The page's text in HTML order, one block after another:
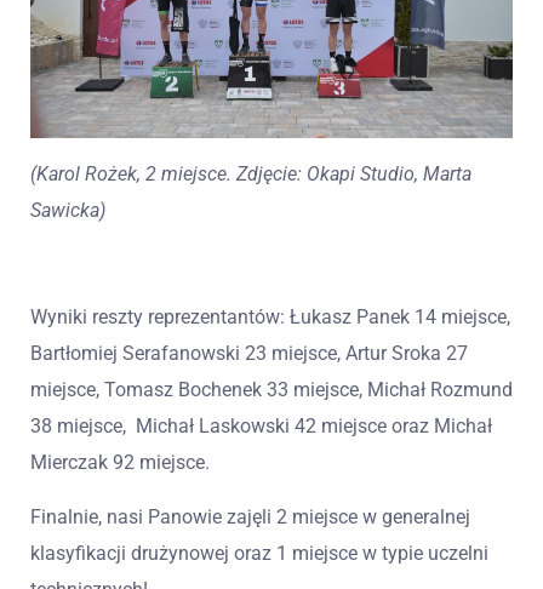
(Karol Rożek, 2 miejsce. Zdjęcie: Okapi Studio, Marta
Sawicka)
Wyniki reszty reprezentantów: Łukasz Panek 14 miejsce,
Bartłomiej Serafanowski 23 miejsce, Artur Sroka 27
miejsce, Tomasz Bochenek 33 miejsce, Michał Rozmund
38 miejsce, Michał Laskowski 42 miejsce oraz Michał
Mierczak 92 miejsce.
Finalnie, nasi Panowie zajęli 2 miejsce w generalnej
klasyfikacji drużynowej oraz 1 miejsce w typie uczelni